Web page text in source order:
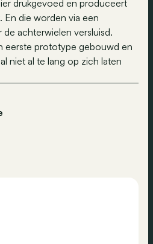
drukgevoed en produceert
En die worden via een
achterwielen versluisd.
eerste prototype gebouwd en
niet al te lang op zich laten